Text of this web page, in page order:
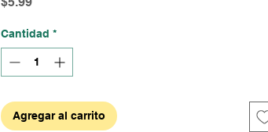
Cantidad *
Agregar al carrito